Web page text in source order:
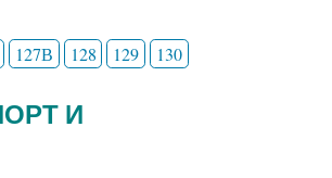
127В 128 129 130
И